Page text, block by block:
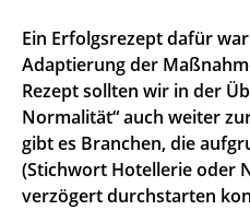
Ein Erfolgsrezept dafür
Adaptierung der
Rezept sollten wir in der
Normalität“ auch weiter
gibt es Branchen, die
(Stichwort Hotellerie oder
verzögert durchstarten